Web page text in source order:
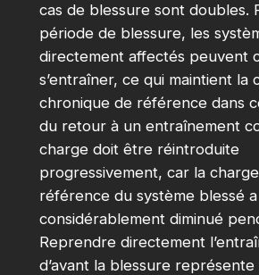
cas de blessure sont doubles.
période de blessure, les
directement affectés peuvent
s’entraîner, ce qui maintient la
chronique de référence dans
du retour à un entraînement
charge doit être réintroduite
progressivement, car la
référence du système blessé a
considérablement diminué
Reprendre directement
d’avant la blessure représente